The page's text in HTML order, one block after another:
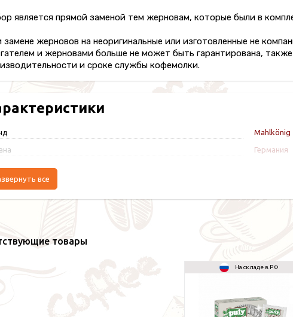
является прямой заменой тем жерновам, которые были в
замене жерновов на неоригинальные или изготовленные не
и жерновами больше не может быть гарантирована,
и сроке службы кофемолки.
Mahlkönig
Германия
все
товары
На складе в РФ